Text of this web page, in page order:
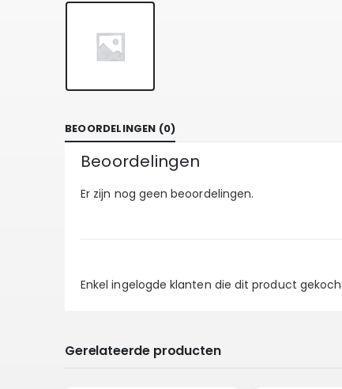
BEOORDELINGEN (0)
Beoordelingen
Er zijn nog geen beoordelingen.
Enkel ingelogde klanten die dit product
Gerelateerde producten